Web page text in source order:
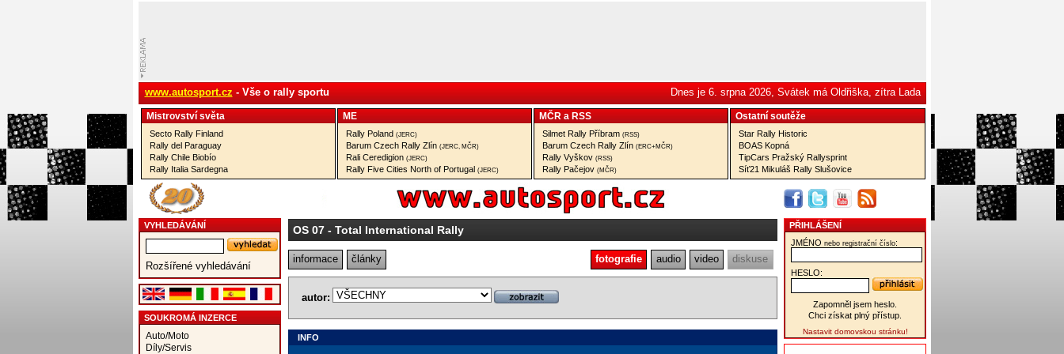
www.autosport.cz - Vše o rally sportu Dnes je 6. srpna 2026, Svátek má Oldřiška, zítra Lada
Mistrovství­ světa
Secto Rally Finland
Rally del Paraguay
Rally Chile Biobío
Rally Italia Sardegna
ME
Rally Poland (JERC)
Barum Czech Rally Zlín (JERC, MČR)
Rali Ceredigion (JERC)
Rally Five Cities North of Portugal (JERC)
MČR a RSS
Silmet Rally Příbram (RSS)
Barum Czech Rally Zlín (ERC+MČR)
Rally Vyškov (RSS)
Rally Pačejov (MČR)
Ostatní­ soutěže
Star Rally Historic
BOAS Kopná
TipCars Pražský Rallysprint
Síť21 Mikuláš Rally Slušovice
VYHLEDÁVÁNÍ
Rozšířené vyhledávání
SOUKROMÁ INZERCE
Auto/Moto
Díly/Servis
OS 07- Total International Rally
informace články fotografie audio video diskuse
autor:
INFO
PŘIHLÁŠENÍ
JMÉNO nebo registrační číslo:
HESLO:
Zapomněl jsem heslo.
Chci získat plný přístup.
Nastavit domovskou stránku!